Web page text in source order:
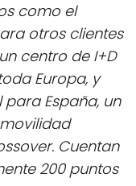
como el
otros clientes
centro de I+D
Europa, y
España, un
Cuentan
200 puntos